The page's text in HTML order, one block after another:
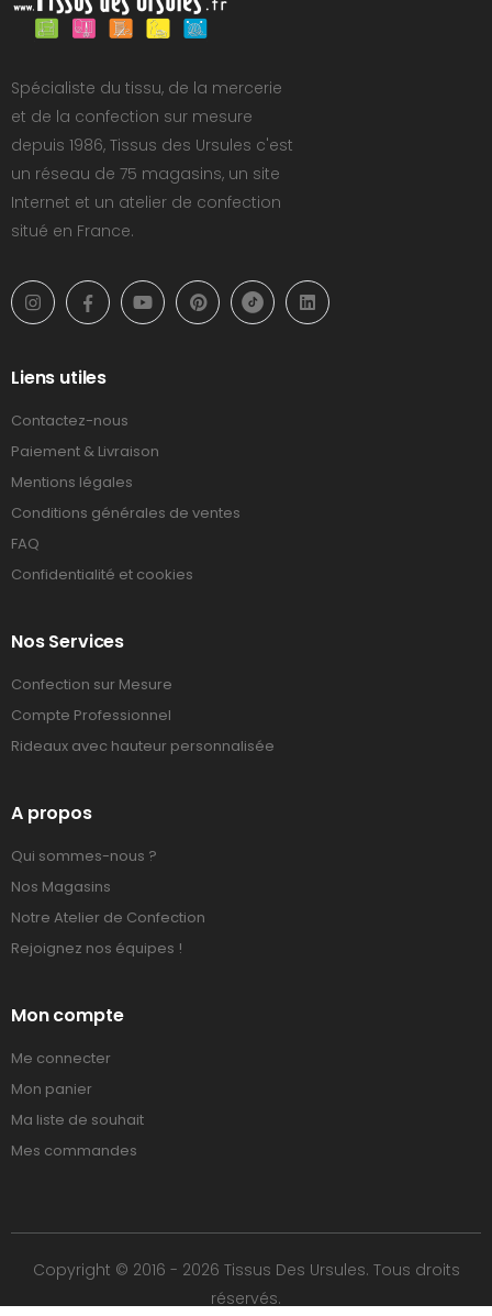
Spécialiste du tissu, de la mercerie
et de la confection sur mesure
depuis 1986, Tissus des Ursules c'est
un réseau de 75 magasins, un site
Internet et un atelier de confection
situé en France.
Liens utiles
Contactez-nous
Paiement & Livraison
Mentions légales
Conditions générales de ventes
FAQ
Confidentialité et cookies
Nos Services
Confection sur Mesure
Compte Professionnel
Rideaux avec hauteur personnalisée
A propos
Qui sommes-nous ?
Nos Magasins
Notre Atelier de Confection
Rejoignez nos équipes !
Mon compte
Me connecter
Mon panier
Ma liste de souhait
Mes commandes
Copyright © 2016 - 2026 Tissus Des Ursules. Tous droits
réservés.